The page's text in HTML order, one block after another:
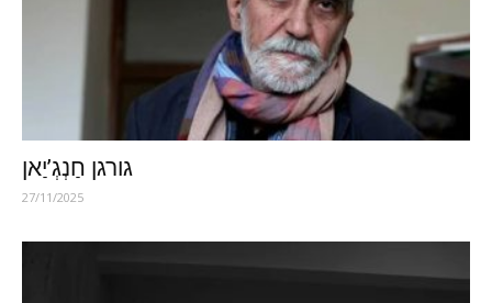
גורגן חַנְגְ’יַאן
27/11/2025